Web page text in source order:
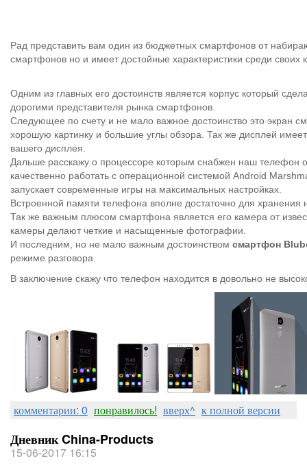
Рад представить вам один из бюджетных смартфонов от
смартфонов но и имеет достойные характеристики среди своих
Одним из главных его достоинств является корпус который
дорогими представителя рынка смартфонов.
Следующее по счету и не мало важное достоинство это экран
хорошую картинку и большие углы обзора. Так же дисплей
вашего дисплея.
Дальше расскажу о процессоре которым снабжен наш
качественно работать с операционной системой Android
запускает современные игры на максимальных настройках.
Встроенной памяти телефона вполне достаточно для
Так же важным плюсом смартфона является его камера от
камеры делают четкие и насыщенные фотографии.
И последним, но не мало важным достоинством смартфон
режиме разговора.
В заключение скажу что телефон находится в довольно не
комментарии: 0 понравилось! вверх^ к полной версии
Дневник China-Products
15-06-2017 16:15